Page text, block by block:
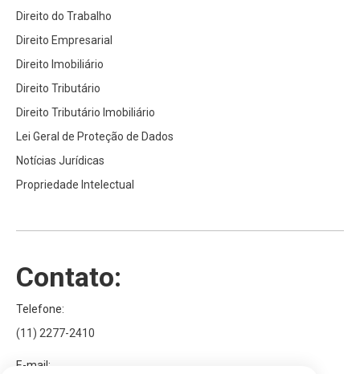
Direito do Trabalho
Direito Empresarial
Direito Imobiliário
Direito Tributário
Direito Tributário Imobiliário
Lei Geral de Proteção de Dados
Notícias Jurídicas
Propriedade Intelectual
Contato:
Telefone:
(11) 2277-2410
E-mail: